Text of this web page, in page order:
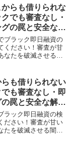
を避け、借金地獄か
実体験と確実な解決
らも借りられな
でも審査なし・
の罠と安全な解
ブラック即日融資の
ください！審査が甘
なたを破滅させる闇
を避け、借金地獄か
実体験と確実な解決
も借りられない
も審査なし・即
罠と安全な解決
ラック即日融資の検
ださい！審査が甘い
たを破滅させる闇金